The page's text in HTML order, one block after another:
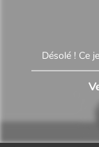
Désolé ! Ce